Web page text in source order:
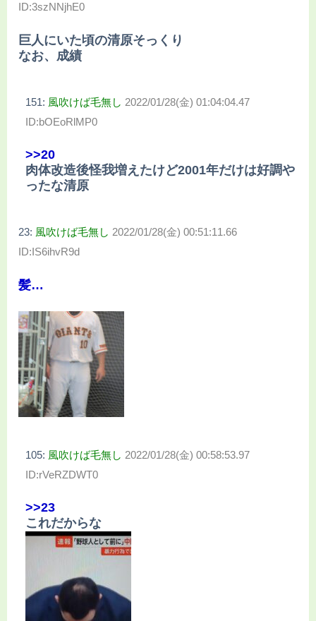
ID:3szNNjhE0
巨人にいた頃の清原そっくり
なお、成績
151: 風吹けば毛無し 2022/01/28(金) 01:04:04.47
ID:bOEoRlMP0
>>20
肉体改造後怪我増えたけど2001年だけは好調や
ったな清原
23: 風吹けば毛無し 2022/01/28(金) 00:51:11.66
ID:IS6ihvR9d
髪…
105: 風吹けば毛無し 2022/01/28(金) 00:58:53.97
ID:rVeRZDWT0
>>23
これだからな